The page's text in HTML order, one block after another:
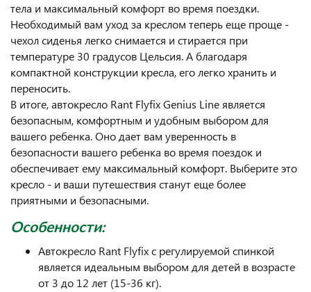
тела и максимальный комфорт во время поездки.
Необходимый вам уход за креслом теперь еще проще -
чехол сиденья легко снимается и стирается при
температуре 30 градусов Цельсия. А благодаря
компактной конструкции кресла, его легко хранить и
переносить.
В итоге, автокресло Rant Flyfix Genius Line является
безопасным, комфортным и удобным выбором для
вашего ребенка. Оно дает вам уверенность в
безопасности вашего ребенка во время поездок и
обеспечивает ему максимальный комфорт. Выберите это
кресло - и ваши путешествия станут еще более
приятными и безопасными.
Особенности:
Автокресло Rant Flyfix с регулируемой спинкой
является идеальным выбором для детей в возрасте
от 3 до 12 лет (15-36 кг).